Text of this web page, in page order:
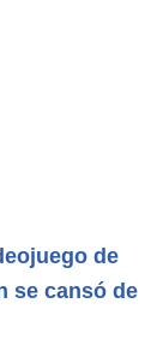
de
se cansó de